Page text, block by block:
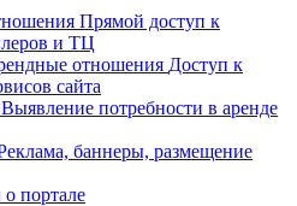
Прямой доступ к
и ТЦ
отношения Доступ к
сайта
Выявление потребности в аренде
баннеры, размещение
портале